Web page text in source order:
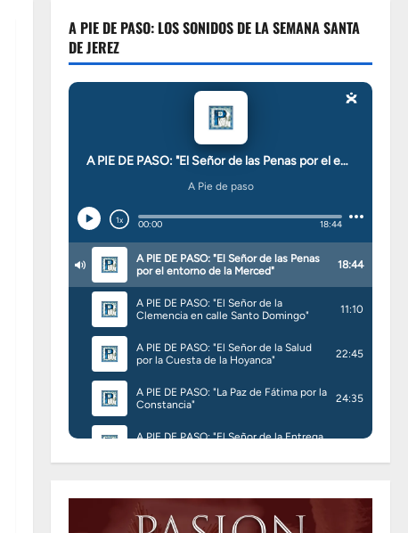
A PIE DE PASO: LOS SONIDOS DE LA SEMANA SANTA
DE JEREZ